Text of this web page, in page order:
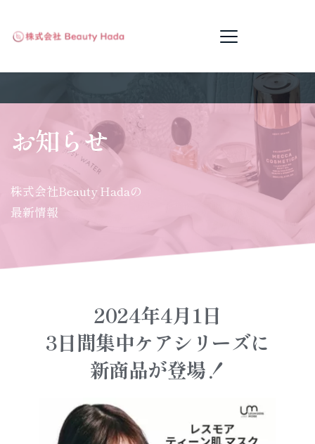
お知らせ
株式会社Beauty Hadaの
最新情報
2024年4月1日
3日間集中ケアシリーズに
新商品が登場！